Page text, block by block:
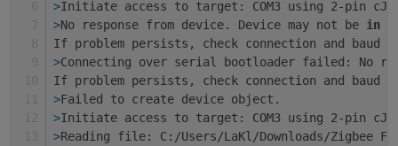
>Initiate access to target: COM3 using 2-pin
>No response from device. Device may not be in
If problem persists, check connection and baud
>Connecting over serial bootloader failed: No
If problem persists, check connection and baud
>Failed to create device object.
>Initiate access to target: COM3 using 2-pin
>Reading file: C:/Users/LaKl/Downloads/Zigbee